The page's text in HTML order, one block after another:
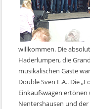
willkommen. Die
Haderlumpen, die
musikalischen Gäste
Double Sven E.A.. Die
Einkaufswagen ertönen
Nentershausen und